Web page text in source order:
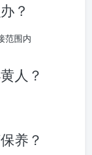
？
范围内
人？
养？